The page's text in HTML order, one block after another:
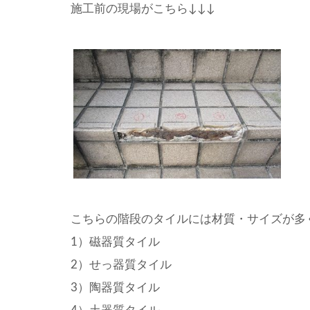
施工前の現場がこちら↓↓↓
こちらの階段のタイルには材質・サイズが多
1）磁器質タイル
2）せっ器質タイル
3）陶器質タイル